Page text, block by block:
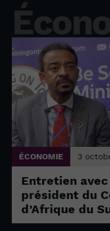
ÉCONOMIE 3
Entretien
président du
d’Afrique du